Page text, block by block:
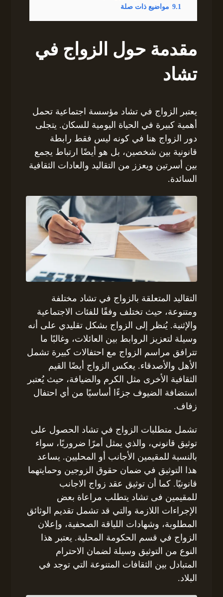
9.1 مواضيع ذات صلة
مقدمة حول الزواج في
تشاد
يعتبر الزواج في تشاد مؤسسة اجتماعية تحمل
أهمية كبيرة في الحياة اليومية للسكان. يتجلى
دور الزواج هنا في كونه ليس فقط رابطة
قانونية بين شخصين، بل هو أيضًا ارتباط يجمع
بين أسرتين ويعزز من التقاليد والعادات الثقافية
السائدة.
التقاليد المتعلقة بالزواج في تشاد مختلفة
ومتنوعة، حيث تختلف وفقًا للفئات الاجتماعية
والإثنية. يُنظر إلى الزواج بشكل تقليدي على أنه
وسيلة لتعزيز الروابط بين العائلات، وغالبًا ما
تترافق مراسم الزواج مع احتفالات كبيرة تشمل
الأهل والأصدقاء. يعكس الزواج أيضًا القيم
الثقافية الأخرى مثل الكرم والضيافة، حيث يُعتبر
استضافة الضيوف جزءًا أساسيًا من أي احتفال
زفاف.
تشمل متطلبات الزواج في تشاد الحصول على
توثيق قانوني، والذي يمثل أمرًا ضروريًا، سواء
بالنسبة للمقيمين الأجانب أو المحليين. يساعد
هذا التوثيق في ضمان حقوق الزوجين وحمايتهما
قانونيًا. كما أن توثيق عقد زواج الاجانب
للمقيمين فى تشاد يتطلب مراعاة بعض
الإجراءات اللازمة والتي قد تشمل تقديم الوثائق
المطلوبة، وشهادات اللياقة الصحفية، وإعلان
الزواج في قسم الحكومة المحلية. يعتبر هذا
النوع من التوثيق وسيلة لضمان الاحترام
المتبادل بين الثقافات المتنوعة التي توجد في
البلاد.